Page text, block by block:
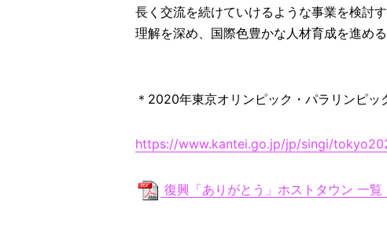
長く交流を続けていけるような事業を検討
理解を深め、国際色豊かな人材育成を進め
＊2020年東京オリンピック・パラリンピ
https://www.kantei.go.jp/jp/singi/
復興「ありがとう」ホストタウン 一